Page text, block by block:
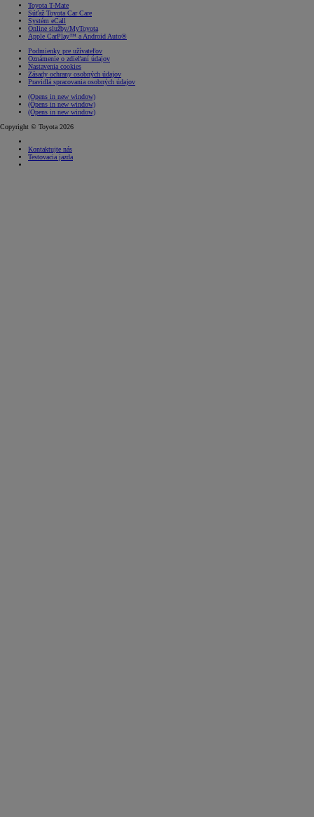
Toyota T-Mate
Súťaž Toyota Car Care
Systém eCall
Online služby/MyToyota
Apple CarPlay™ a Android Auto®
Podmienky pre užívateľov
Oznámenie o zdieľaní údajov
Nastavenia cookies
Zásady ochrany osobných údajov
Pravidlá spracovania osobných údajov
(Opens in new window)
(Opens in new window)
(Opens in new window)
Copyright © Toyota 2026
Kontaktujte nás
Testovacia jazda